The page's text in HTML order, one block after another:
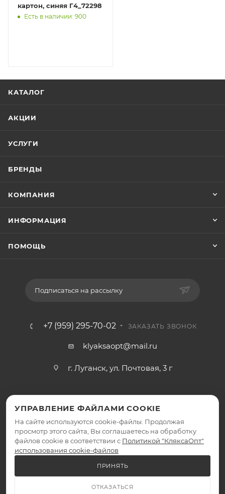
картон, синяя Г4_72298
Есть в наличии: 900
КАТАЛОГ
АКЦИИ
УСЛУГИ
БРЕНДЫ
КОМПАНИЯ
ИНФОРМАЦИЯ
ПОМОЩЬ
Подписаться на рассылку
+7 (959) 295-70-02 ЗАКАЗАТЬ ЗВОНОК
klyaksaopt@mail.ru
г. Луганск, ул. Почтовая, 3 г
2026 © КляксаОпт - интернет-магазин
УПРАВЛЕНИЕ ФАЙЛАМИ COOKIE
На сайте используются cookie-файлы. Продолжая
просмотр этого сайта, Вы соглашаетесь на обработку
файлов cookie в соответствии с Политикой "КляксаОпт"
использования cookie-файлов
ПРИНЯТЬ
ОТКАЗАТЬСЯ